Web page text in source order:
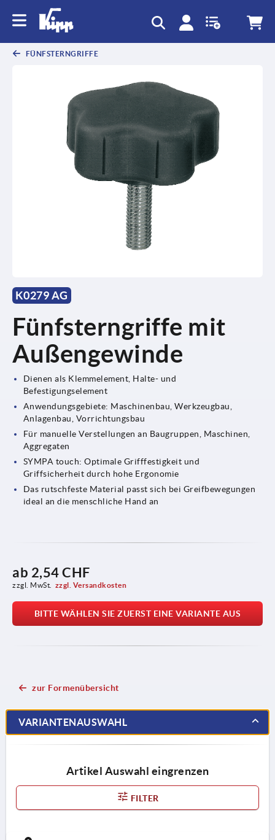
FÜNFSTERNGRIFFE
K0279 AG
Fünfsterngriffe mit
Außengewinde
Dienen als Klemmelement, Halte- und
Befestigungselement
Anwendungsgebiete: Maschinenbau, Werkzeugbau,
Anlagenbau, Vorrichtungsbau
Für manuelle Verstellungen an Baugruppen, Maschinen,
Aggregaten
SYMPA touch: Optimale Grifffestigkeit und
Griffsicherheit durch hohe Ergonomie
Das rutschfeste Material passt sich bei Greifbewegungen
ideal an die menschliche Hand an
ab 2,54 CHF
zzgl. MwSt. zzgl. Versandkosten
BITTE WÄHLEN SIE ZUERST EINE VARIANTE AUS
zur Formenübersicht
VARIANTENAUSWAHL
Artikel Auswahl eingrenzen
FILTER